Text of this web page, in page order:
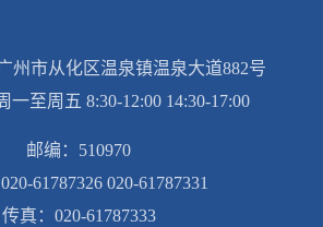
州市从化区温泉镇温泉大道882号
一至周五 8:30-12:00 14:30-17:00
邮编：510970
61787326 020-61787331
传真：020-61787333